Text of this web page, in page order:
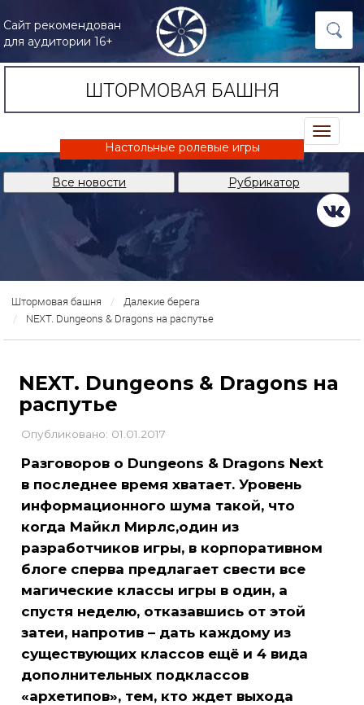
Сайт рекомендован
для аудитории 16+
ШТОРМОВАЯ БАШНЯ
trk
Настольные ролевые игры
Все новости Рубрикатор
Штормовая башня
Далекие берега
NEXT. Dungeons & Dragons на распутье
NEXT. Dungeons & Dragons на
распутье
Опубликовано: 01.01.2017
Разговоров о Dungeons & Dragons Next
в последнее время хватает. Уровень
информационного шума такой, что
когда Майкл Мирлс,один из
разработчиков игры, в корпоративном
блоге сперва предлагает свести все
магические классы игры в один, а
спустя неделю, отказавшись от этой
затеи, напротив – дать каждому из
существующих классов ещё и 4 вида
дополнительных подклассов
«архетипов», тем, кто ждет выхода